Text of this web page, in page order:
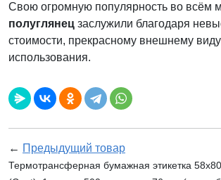
Свою огромную популярность во всём
полуглянец заслужили благодаря
стоимости, прекрасному внешнему
использования.
← Предыдущий товар
Термотрансферная бумажная этикетка